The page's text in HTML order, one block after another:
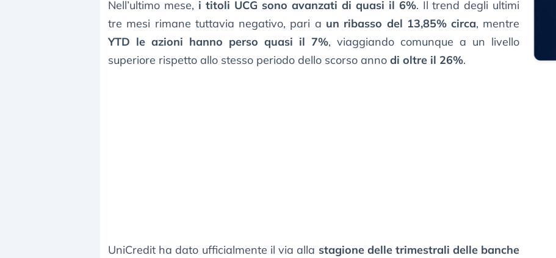
Nell’ultimo mese, i titoli UCG sono avanzati di quasi il 6%. Il trend degli ultimi
tre mesi rimane tuttavia negativo, pari a un ribasso del 13,85% circa, mentre
YTD le azioni hanno perso quasi il 7%, viaggiando comunque a un livello
superiore rispetto allo stesso periodo dello scorso anno di oltre il 26%.
UniCredit ha dato ufficialmente il via alla stagione delle trimestrali delle banche